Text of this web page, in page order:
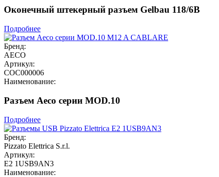
Оконечный штекерный разъем Gelbau 118/6B
Подробнее
Бренд:
AECO
Артикул:
COC000006
Наименование:
Разъем Aeco серии MOD.10
Подробнее
Бренд:
Pizzato Elettrica S.r.l.
Артикул:
E2 1USB9AN3
Наименование: